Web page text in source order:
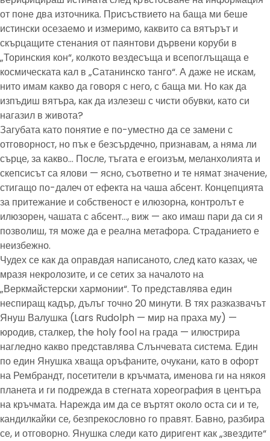
от поне два източника. Присъствието на баща ми беше
истински осезаемо и измеримо, каквито са вятърът и
скърцащите стенания от паянтови дървени коруби в
„Торинския кон“, колкото вездесъща и всепоглъщаща е
космическата кал в „Сатанинско танго“. А даже не искам,
нито имам какво да говоря с него, с баща ми. Но как да
изпъдиш вятъра, как да излезеш с чисти обувки, като си
нагазил в живота?
Загубата като понятие е по-уместно да се замени с
отговорност, но пък е безсърдечно, признавам, а няма ли
сърце, за какво… После, тъгата е егоизъм, меланхолията и
скепсисът са ялови — ясно, съответно и те нямат значение,
стигащо по-далеч от ефекта на чаша абсент. Концепцията
за притежание и собственост е илюзорна, контролът е
илюзорен, чашата с абсент…, виж — ако имаш пари да си я
позволиш, тя може да е реална метафора. Страданието е
неизбежно.
Чудех се как да оправдая написаното, след като казах, че
мразя некролозите, и се сетих за началото на
„Веркмайстерски хармонии“. То представлява един
неспиращ кадър, дълъг точно 20 минути. В тях разказвачът
Януш Валушка (Lars Rudolph — мир на праха му) —
юродив, сталкер, the holy fool на града — илюстрира
нагледно какво представлява Слънчевата система. Един
по един Янушка хваща оръфаните, очукани, като в офорт
на Рембрандт, посетители в кръчмата, именова ги на някоя
планета и ги подрежда в стегната хореография в центъра
на кръчмата. Нарежда им да се въртят около оста си и те,
кандилкайки се, безпрекословно го правят. Бавно, разбира
се, и отговорно. Янушка следи като диригент как „звездите“